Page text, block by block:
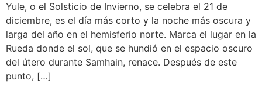
Yule, o el Solsticio de Invierno, se celebra el 21 de
diciembre, es el día más corto y la noche más oscura y
larga del año en el hemisferio norte. Marca el lugar en la
Rueda donde el sol, que se hundió en el espacio oscuro
del útero durante Samhain, renace. Después de este
punto, […]